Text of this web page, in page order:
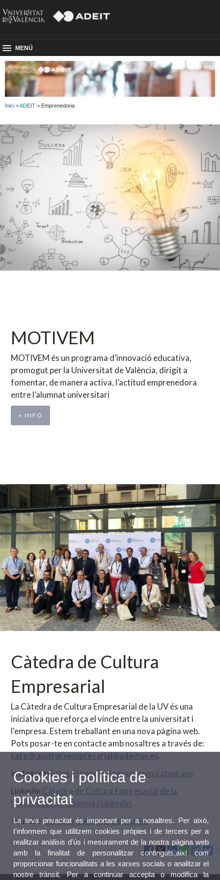
MENÚ
Inici >ADEIT > Emprenedoria
MOTIVEM
MOTIVEM és un programa d’innovació educativa,
promogut per la Universitat de València, dirigit a
fomentar, de manera activa, l’actitud emprenedora
entre l’alumnat universitari
+ INFO
Càtedra de Cultura
Empresarial
La Càtedra de Cultura Empresarial de la UV és una
iniciativa que reforça el vincle entre la universitat i
l'empresa. Estem treballant en una nova pàgina web.
Pots posar-te en contacte amb nosaltres a través de:
catedraculturaempresarial@adeituv.es.
Instagramhttps://www.instagram.com/catedrace
Linkedin Càtedra de Cultura Empresarial de la
Universitat de València | LinkedIn
Youtube Càtedra Cultura Empresarial
Cookies i política de
privacitat
La teva privacitat és important per a nosaltres. Per això,
t'informem que utilitzem cookies pròpies i de tercers per a
realitzar anàlisis d'ús i mesurament de la nostra pàgina web
amb la finalitat de personalitzar continguts,així com
proporcionar funcionalitats a les xarxes socials o analitzar el
nostre trànsit. Per a continuar accepta o modifica la